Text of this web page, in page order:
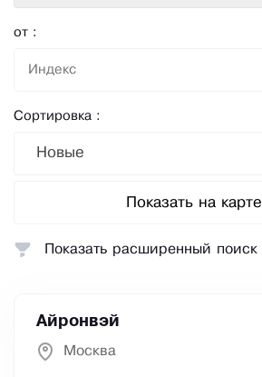
от :
Сортировка :
Новые
Показать на карте
Айронвэй
Москва
Показать расширенный поиск